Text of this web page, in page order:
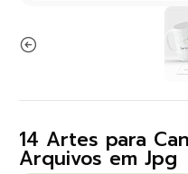
14 Artes para
Arquivos em Jpg